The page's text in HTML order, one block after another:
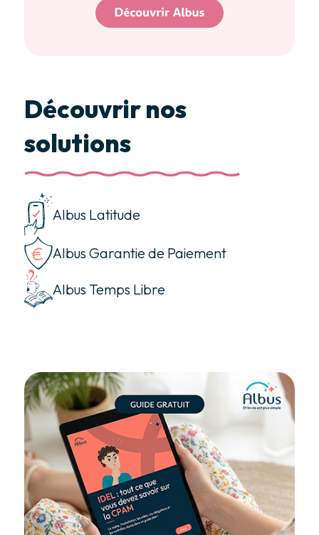
Découvrir nos
solutions
Albus Latitude
Albus Garantie de Paiement
Albus Temps Libre